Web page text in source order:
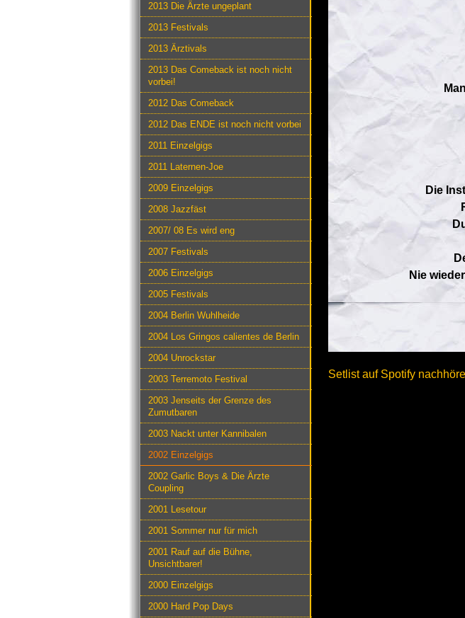
2013 Die Ärzte ungeplant
2013 Festivals
2013 Ärztivals
2013 Das Comeback ist noch nicht
vorbei!
2012 Das Comeback
2012 Das ENDE ist noch nicht vorbei
2011 Einzelgigs
2011 Laternen-Joe
2009 Einzelgigs
2008 Jazzfäst
2007/ 08 Es wird eng
2007 Festivals
2006 Einzelgigs
2005 Festivals
2004 Berlin Wuhlheide
2004 Los Gringos calientes de Berlin
2004 Unrockstar
2003 Terremoto Festival
2003 Jenseits der Grenze des
Zumutbaren
2003 Nackt unter Kannibalen
2002 Einzelgigs
2002 Garlic Boys & Die Ärzte
Coupling
2001 Lesetour
2001 Sommer nur für mich
2001 Rauf auf die Bühne,
Unsichtbarer!
2000 Einzelgigs
2000 Hard Pop Days
Die
Nie
Setlist auf Spotify